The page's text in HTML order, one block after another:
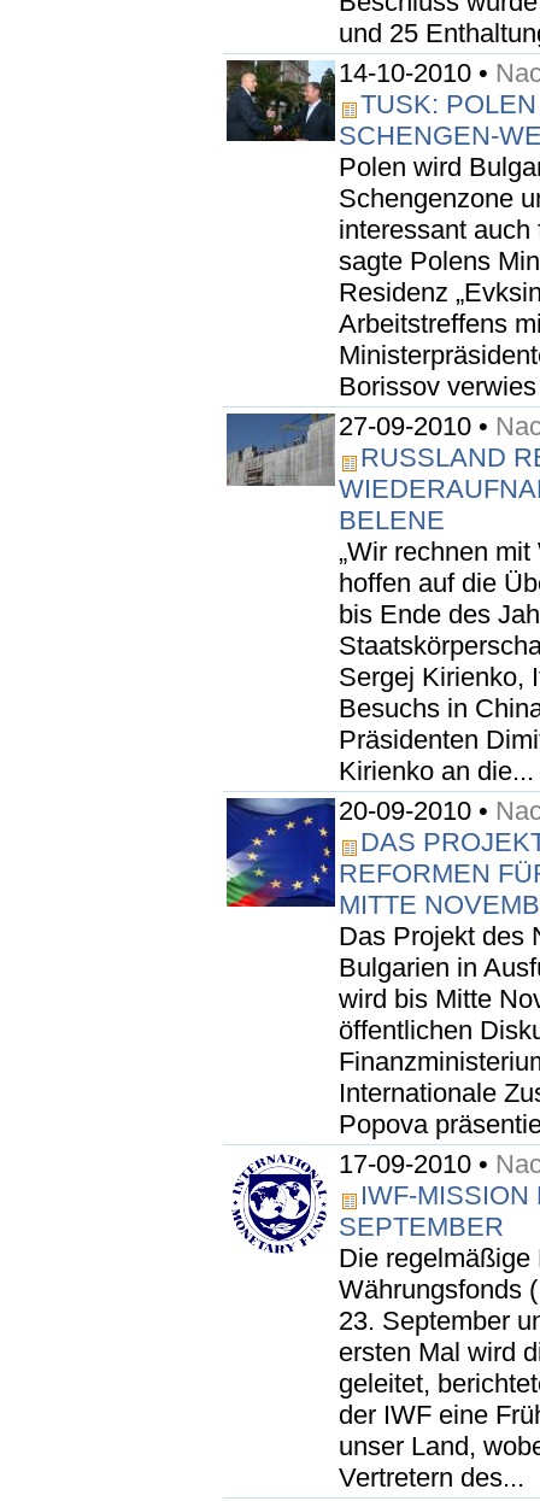
und 25
14-10-2010 •
TUSK:
SCHENGEN-
Polen wird
Schengenzone
interessant
sagte Polens
Residenz
Arbeitstreffens
Borissov
27-09-2010 •
RUSSLAND
BELENE
„Wir rechnen
hoffen auf die
bis Ende des
Sergej Kirienko,
Besuchs in
Präsidenten
Kirienko an die...
20-09-2010 •
DAS
REFORMEN
MITTE
Das Projekt des
Bulgarien in
wird bis Mitte
öffentlichen
Internationale
Popova
17-09-2010 •
IWF-
SEPTEMBER
Die regelmäßige
Währungsfonds
23. September
ersten Mal wird
geleitet,
der IWF eine
unser Land,
Vertretern des...